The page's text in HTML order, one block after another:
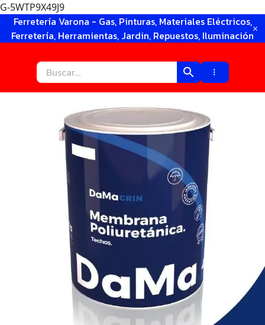
G-5WTP9X49J9
Ferretería Varona - Gas, Pinturas, Materiales Eléctricos,
Ferretería, Herramientas, Jardin, Repuestos, Iluminación